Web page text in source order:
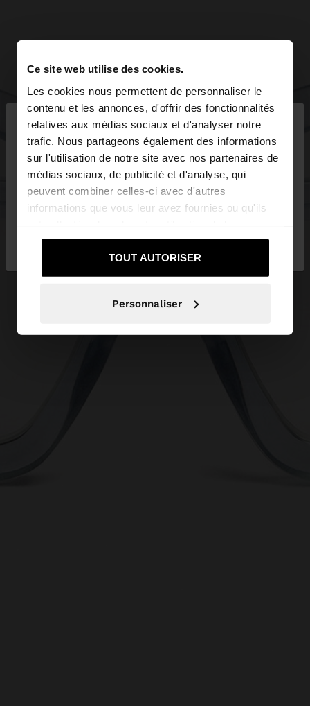
Ce site web utilise des cookies.
Les cookies nous permettent de personnaliser le
contenu et les annonces, d'offrir des fonctionnalités
relatives aux médias sociaux et d'analyser notre
trafic. Nous partageons également des informations
sur l'utilisation de notre site avec nos partenaires de
médias sociaux, de publicité et d'analyse, qui
peuvent combiner celles-ci avec d'autres
informations que vous leur avez fournies ou qu'ils
services.
TOUT AUTORISER
Personnaliser
bonjour ×
Vous accédez au site depuis France. Voulez-vous
parcourir notre site au United States?